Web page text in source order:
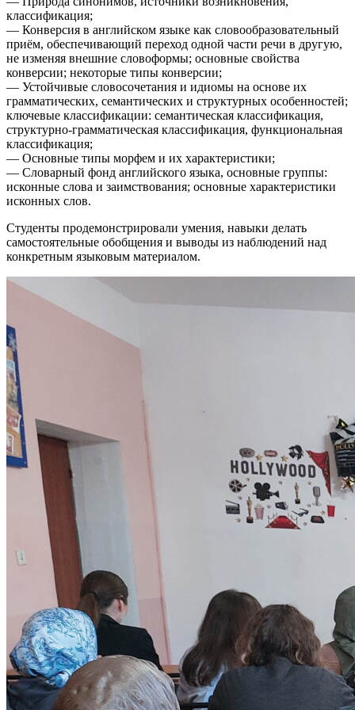
классификация;
— Конверсия в английском языке как словообразовательный
приём, обеспечивающий переход одной части речи в другую,
не изменяя внешние словоформы; основные свойства
конверсии; некоторые типы конверсии;
— Устойчивые словосочетания и идиомы на основе их
грамматических, семантических и структурных особенностей;
ключевые классификации: семантическая классификация,
структурно-грамматическая классификация, функциональная
классификация;
— Основные типы морфем и их характеристики;
— Словарный фонд английского языка, основные группы:
исконные слова и заимствования; основные характеристики
исконных слов.
Студенты продемонстрировали умения, навыки делать
самостоятельные обобщения и выводы из наблюдений над
конкретным языковым материалом.